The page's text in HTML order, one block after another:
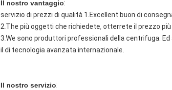
Il nostro vantaggio:
servizio di prezzi di qualità 1.Excellent buon di
2.The più oggetti che richiedete, otterrete il prezzo
3.We sono produttori professionali della centrifuga.
il di tecnologia avanzata internazionale.
Il nostro servizio: